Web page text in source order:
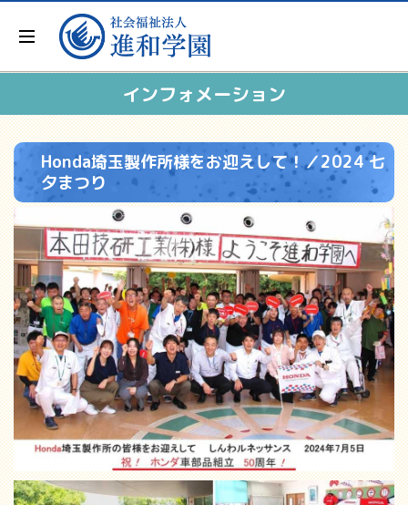
インフォメーション
Honda埼玉製作所様をお迎えして！／2024 七
夕まつり